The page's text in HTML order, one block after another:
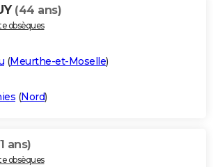
(44 ans)
obsèques
(Meurthe-et-Moselle)
(Nord)
ans)
obsèques